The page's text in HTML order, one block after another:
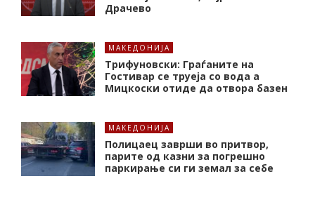
Драчево
МАКЕДОНИЈА
Трифуновски: Граѓаните на
Гостивар се труеја со вода а
Мицкоски отиде да отвора базен
МАКЕДОНИЈА
Полицаец заврши во притвор,
парите од казни за погрешно
паркирање си ги земал за себе